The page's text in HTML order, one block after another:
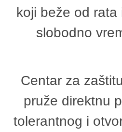
koji beže od
slobodno
Centar za
pruže direktnu
tolerantnog i